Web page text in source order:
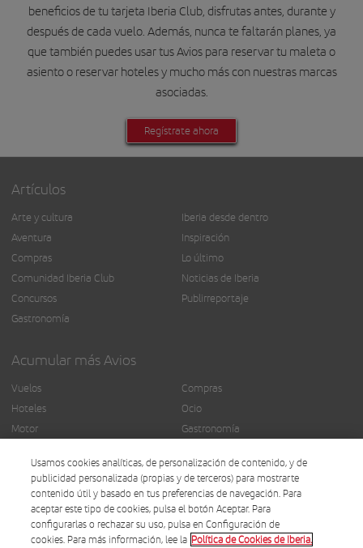
beneficios de tu tarjeta Iberia Club, disfrutas antes, durante y
después de cada vuelo. Además, nunca te faltarán planes, ya
que también puedes usar tus Avios para reservar tu maleta o
asiento o reservar hoteles y mucho más con nuestras marcas
asociadas.
Regístrate ahora
Artículos
Arte y cultura
Aventura
Compras
Comunidad Iberia Club
Concursos
Gastronomía
Iberia desde dentro
Inspiración
Lo último
Noticias de Iberia
Publirreportaje
Acumular más Avios
Vuelos
Hoteles
Motor
Finanzas
Compras
Ocio
Gastronomía
Usamos cookies analíticas, de personalización de contenido, y de
publicidad personalizada (propias y de terceros) para mostrarte
contenido útil y basado en tus preferencias de navegación. Para
aceptar este tipo de cookies, pulsa el botón Aceptar. Para
configurarlas o rechazar su uso, pulsa en Configuración de
cookies. Para más información, lee la Política de Cookies de Iberia.